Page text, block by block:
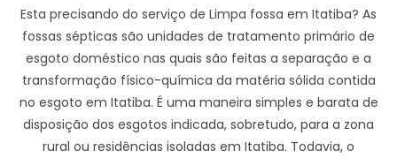
Esta precisando do serviço de Limpa fossa em Itatiba? As
fossas sépticas são unidades de tratamento primário de
esgoto doméstico nas quais são feitas a separação e a
transformação físico-química da matéria sólida contida
no esgoto em Itatiba. É uma maneira simples e barata de
disposição dos esgotos indicada, sobretudo, para a zona
rural ou residências isoladas em Itatiba. Todavia, o